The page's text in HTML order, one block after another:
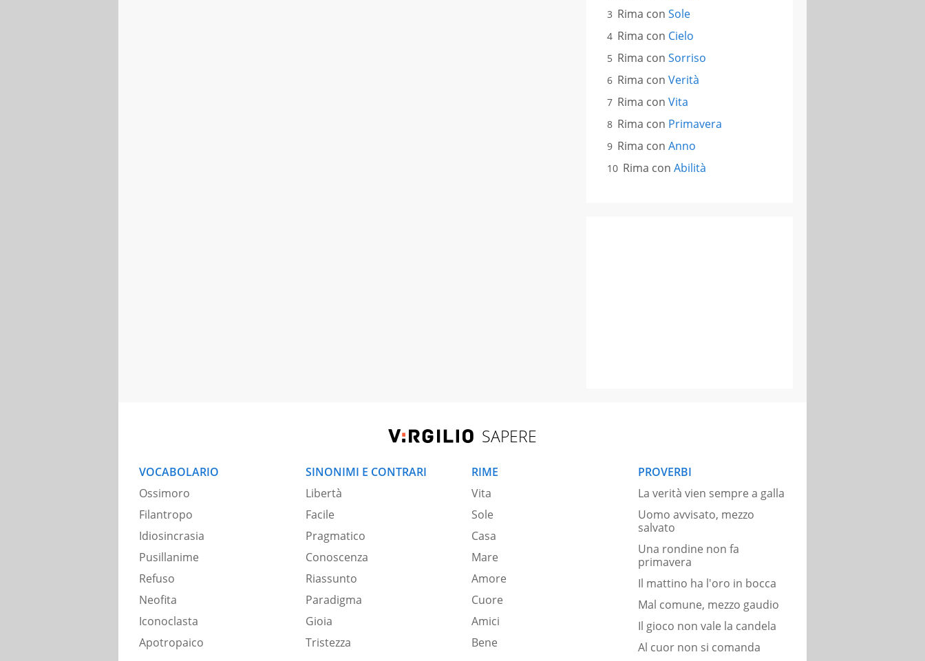
Rima con Sole
Rima con Cielo
Rima con Sorriso
Rima con Verità
Rima con Vita
Rima con Primavera
Rima con Anno
Rima con Abilità
SAPERE
VOCABOLARIO
Ossimoro
Filantropo
Idiosincrasia
Pusillanime
Refuso
Neofita
Iconoclasta
Apotropaico
SINONIMI E CONTRARI
Libertà
Facile
Pragmatico
Conoscenza
Riassunto
Paradigma
Gioia
Tristezza
RIME
Vita
Sole
Casa
Mare
Amore
Cuore
Amici
Bene
PROVERBI
La verità vien sempre a galla
Uomo avvisato, mezzo
salvato
Una rondine non fa
primavera
Il mattino ha l'oro in bocca
Mal comune, mezzo gaudio
Il gioco non vale la candela
Al cuor non si comanda